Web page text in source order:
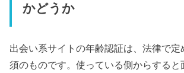
かどうか
出会い系サイトの年齢認証は、法律で定
須のものです。使っている側からすると